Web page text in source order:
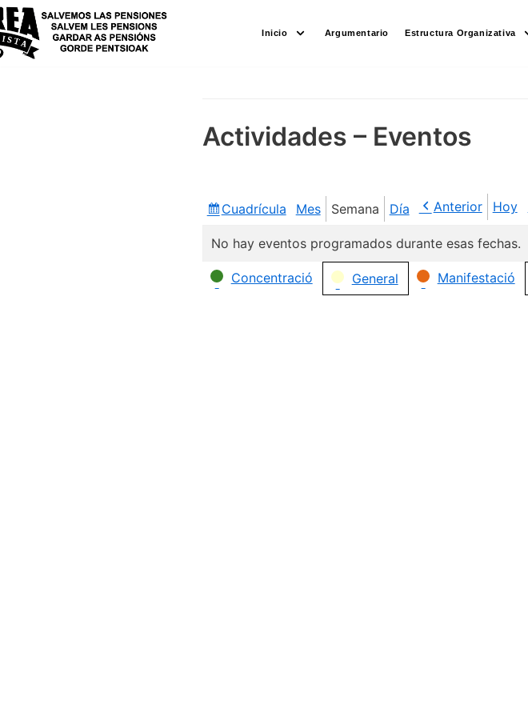
Saltar
al
contenido
Inicio Argumentario Estructura Organizativa
Actividades – Eventos
Ver
Cuadrícula Mes Semana Día Anterior Hoy
No hay eventos programados durante esas fechas.
Categorías
Concentració General Manifestació